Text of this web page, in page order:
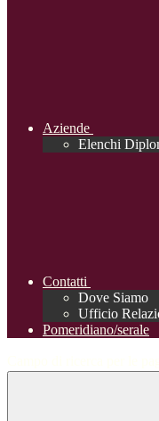
Aziende
Elenchi
Contatti
Dove Siamo
Ufficio
Pomeridiano/serale